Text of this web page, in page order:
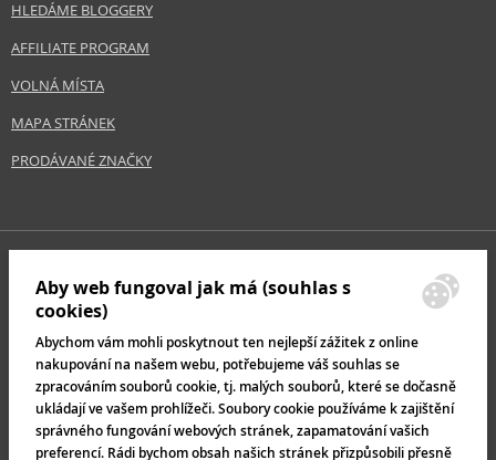
HLEDÁME BLOGGERY
AFFILIATE PROGRAM
VOLNÁ MÍSTA
MAPA STRÁNEK
PRODÁVANÉ ZNAČKY
Aby web fungoval jak má (souhlas s
cookies)
Abychom vám mohli poskytnout ten nejlepší zážitek z online
nakupování na našem webu, potřebujeme váš souhlas se
zpracováním souborů cookie, tj. malých souborů, které se dočasně
ukládají ve vašem prohlížeči. Soubory cookie používáme k zajištění
správného fungování webových stránek, zapamatování vašich
preferencí. Rádi bychom obsah našich stránek přizpůsobili přesně